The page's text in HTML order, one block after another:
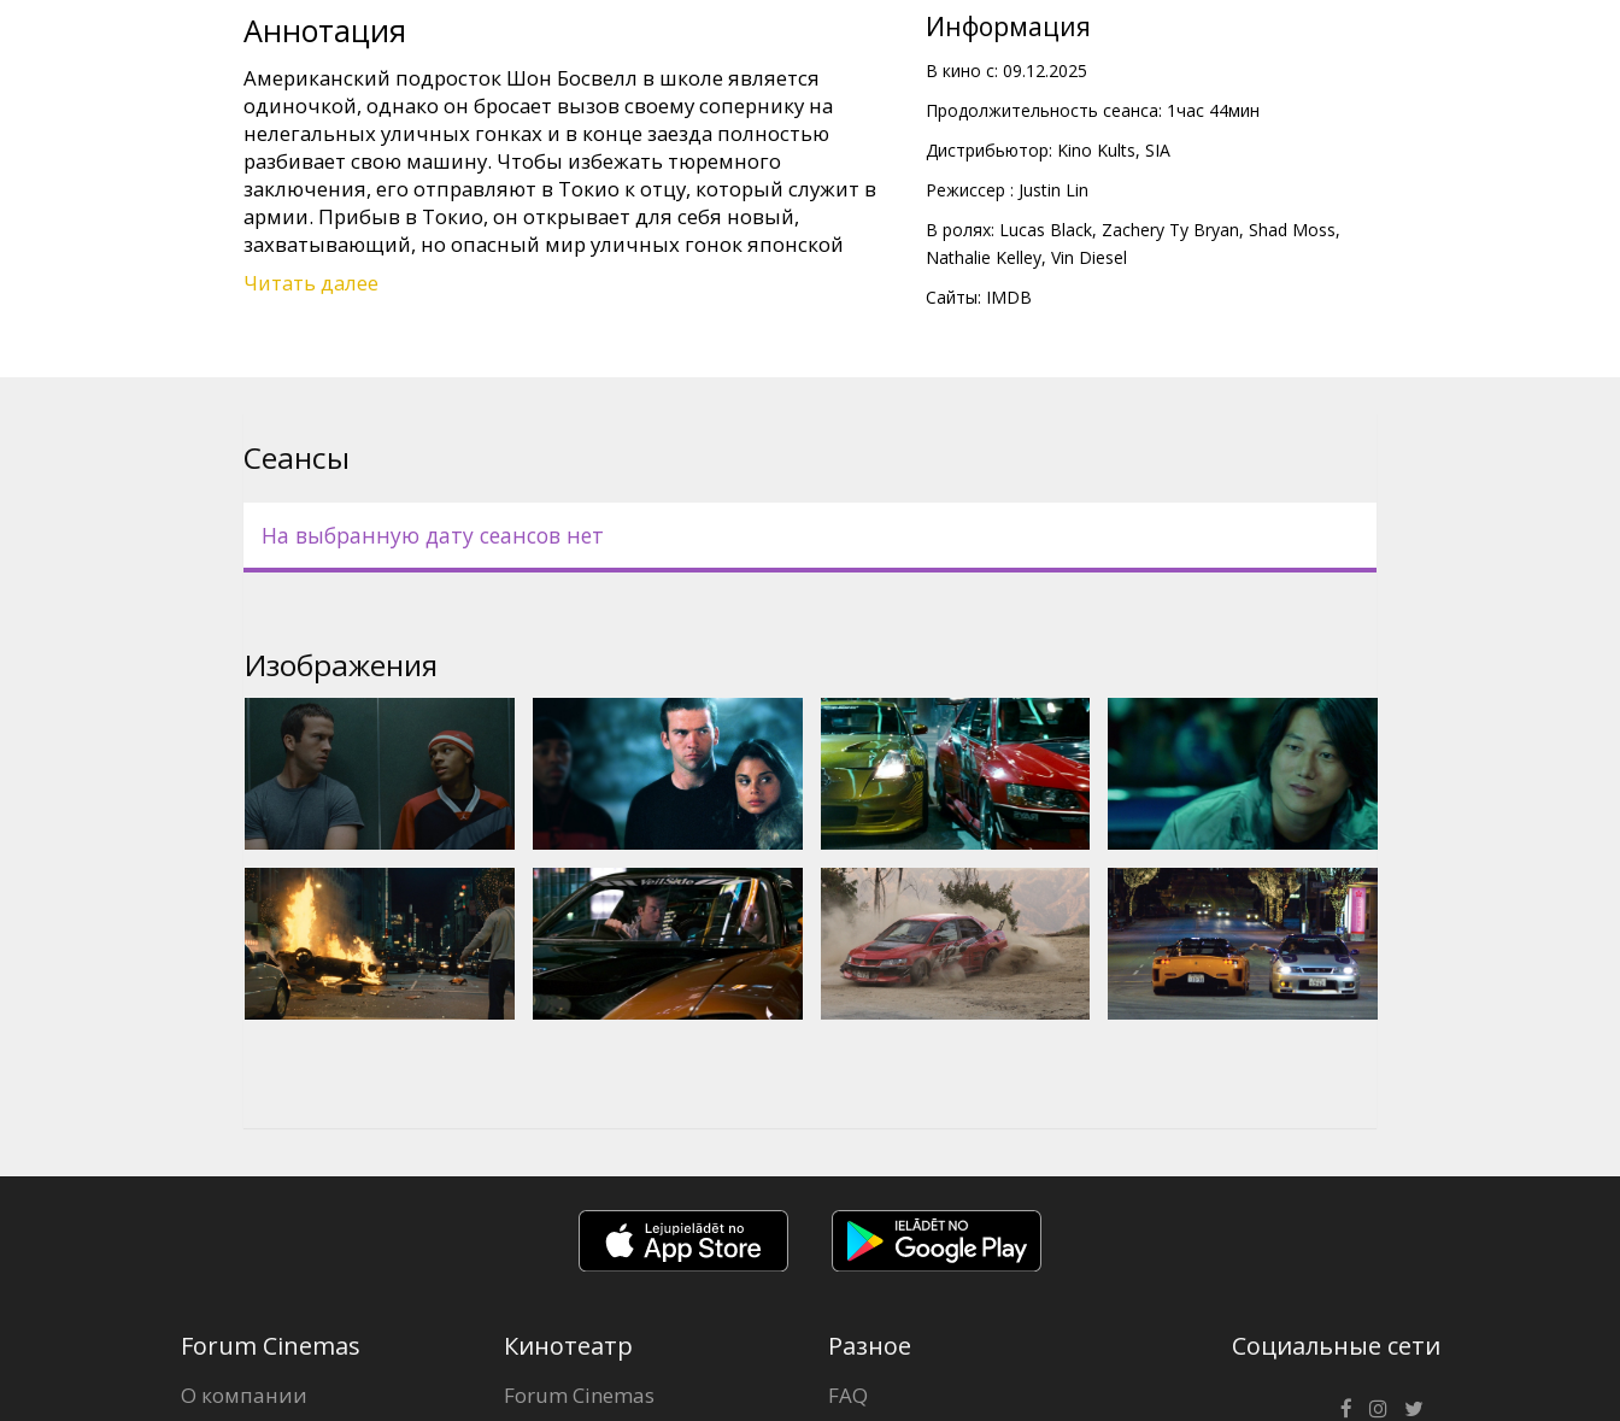
Аннотация
Американский подросток Шон Босвелл в школе является
одиночкой, однако он бросает вызов своему сопернику на
нелегальных уличных гонках и в конце заезда полностью
разбивает свою машину. Чтобы избежать тюремного
заключения, его отправляют в Токио к отцу, который служит в
армии. Прибыв в Токио, он открывает для себя новый,
захватывающий, но опасный мир уличных гонок японской
столицы.
Читать далее
Информация
В кино с: 09.12.2025
Продолжительность сеанса: 1час 44мин
Дистрибьютор: Kino Kults, SIA
Pежиссер : Justin Lin
В ролях: Lucas Black, Zachery Ty Bryan, Shad Moss,
Nathalie Kelley, Vin Diesel
Сайты: IMDB
Сеансы
На выбранную дату сеансов нет
Изображения
Forum Cinemas
О компании
Кинотеатр
Forum Cinemas
Разное
FAQ
Социальные сети